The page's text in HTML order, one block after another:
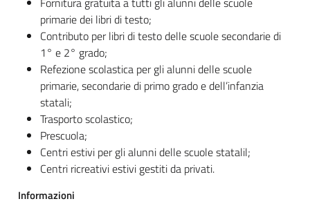
primarie dei libri di testo;
Contributo per libri di testo delle scuole secondarie di
1° e 2° grado;
Refezione scolastica per gli alunni delle scuole
primarie, secondarie di primo grado e dell’infanzia
statali;
Trasporto scolastico;
Prescuola;
Centri estivi per gli alunni delle scuole statalil;
Centri ricreativi estivi gestiti da privati.
Informazioni